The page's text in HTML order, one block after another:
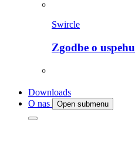
Swircle
Zgodbe o uspehu
Downloads
O nas
Open submenu